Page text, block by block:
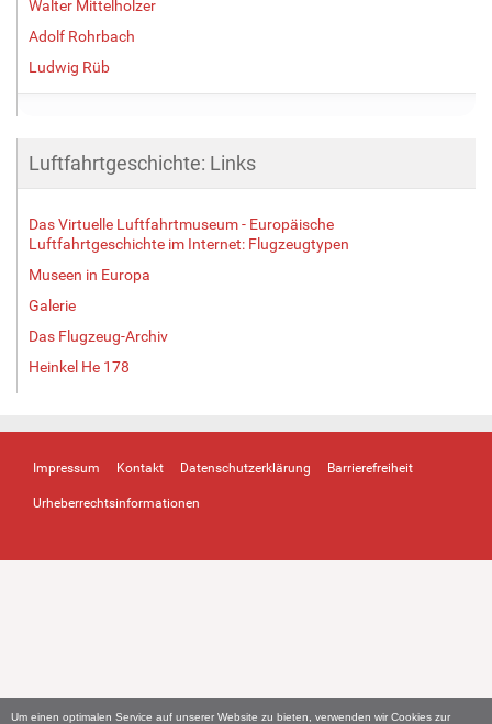
Um einen optimalen Service auf unserer Website zu bieten, verwenden wir Cookies zur
Walter Mittelholzer
Adolf Rohrbach
Ludwig Rüb
Luftfahrtgeschichte: Links
Das Virtuelle Luftfahrtmuseum - Europäische
Luftfahrtgeschichte im Internet: Flugzeugtypen
Museen in Europa
Galerie
Das Flugzeug-Archiv
Heinkel He 178
Impressum Kontakt Datenschutzerklärung Barrierefreiheit
Urheberrechtsinformationen